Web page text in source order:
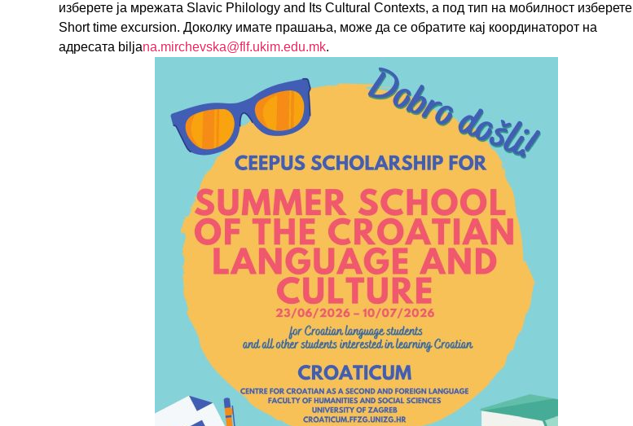
изберете ја мрежата Slavic Philology and Its Cultural Contexts, а под тип на мобилност изберете
Short time excursion. Доколку имате прашања, може да се обратите кај координаторот на
адресата biljаna.mirchevska@flf.ukim.edu.mk.